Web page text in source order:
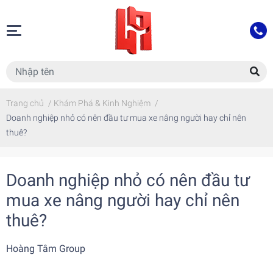
Trang chủ / Khám Phá & Kinh Nghiệm /
Doanh nghiệp nhỏ có nên đầu tư mua xe nâng người hay chỉ nên
thuê?
Doanh nghiệp nhỏ có nên đầu tư
mua xe nâng người hay chỉ nên
thuê?
Hoàng Tâm Group